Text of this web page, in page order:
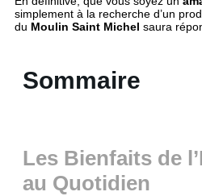
simplement à la recherche d’un
du Moulin Saint Michel saura
Sommaire
Les Bienfaits de
au Quotidien